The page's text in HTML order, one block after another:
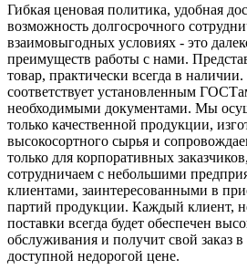
Гибкая ценовая политика, удобная
возможность долгосрочного
взаимовыгодных условиях - это
преимуществ работы с нами.
товар, практически всегда в
соответствует установленным
необходимыми документами. Мы
только качественной продукции,
высокосортного сырья и
только для корпоративных
сотрудничаем с небольшими
клиентами, заинтересованными в
партий продукции. Каждый клиент,
поставки всегда будет обеспечен
обслуживания и получит свой заказ
доступной недорогой цене.